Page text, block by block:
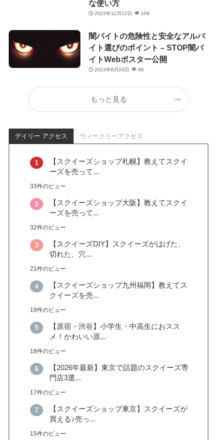
な使い方
2023年12月12日 108
闇バイトの危険性と安全なアルバ
イト選びのポイント – STOP闇バ
イトWebポスター公開
2023年8月24日 68
もっと見る
デイリー アクセス ウィークリーアクセス
【スクイーズショップ札幌】教えてスクイ
ーズを売って...
33件のビュー
【スクイーズショップ大阪】教えてスクイ
ーズを売って...
32件のビュー
【スクイーズDIY】スクイーズがはげた、
切れた、穴...
21件のビュー
【スクイーズショップ九州福岡】教えてス
クイーズを売...
19件のビュー
【原宿・渋谷】小学生・中高生におスス
メ！かわいい原...
18件のビュー
【2026年最新】東京で話題のスクイーズ専
門店3選...
17件のビュー
【スクイーズショップ東京】スクイーズが
買える♪売っ...
15件のビュー